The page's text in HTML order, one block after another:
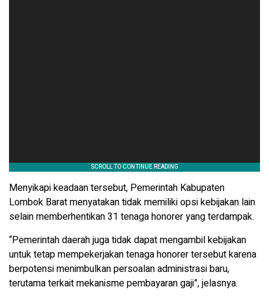
Menyikapi keadaan tersebut, Pemerintah Kabupaten
Lombok Barat menyatakan tidak memiliki opsi kebijakan lain
selain memberhentikan 31 tenaga honorer yang terdampak.
“Pemerintah daerah juga tidak dapat mengambil kebijakan
untuk tetap mempekerjakan tenaga honorer tersebut karena
berpotensi menimbulkan persoalan administrasi baru,
terutama terkait mekanisme pembayaran gaji”, jelasnya.